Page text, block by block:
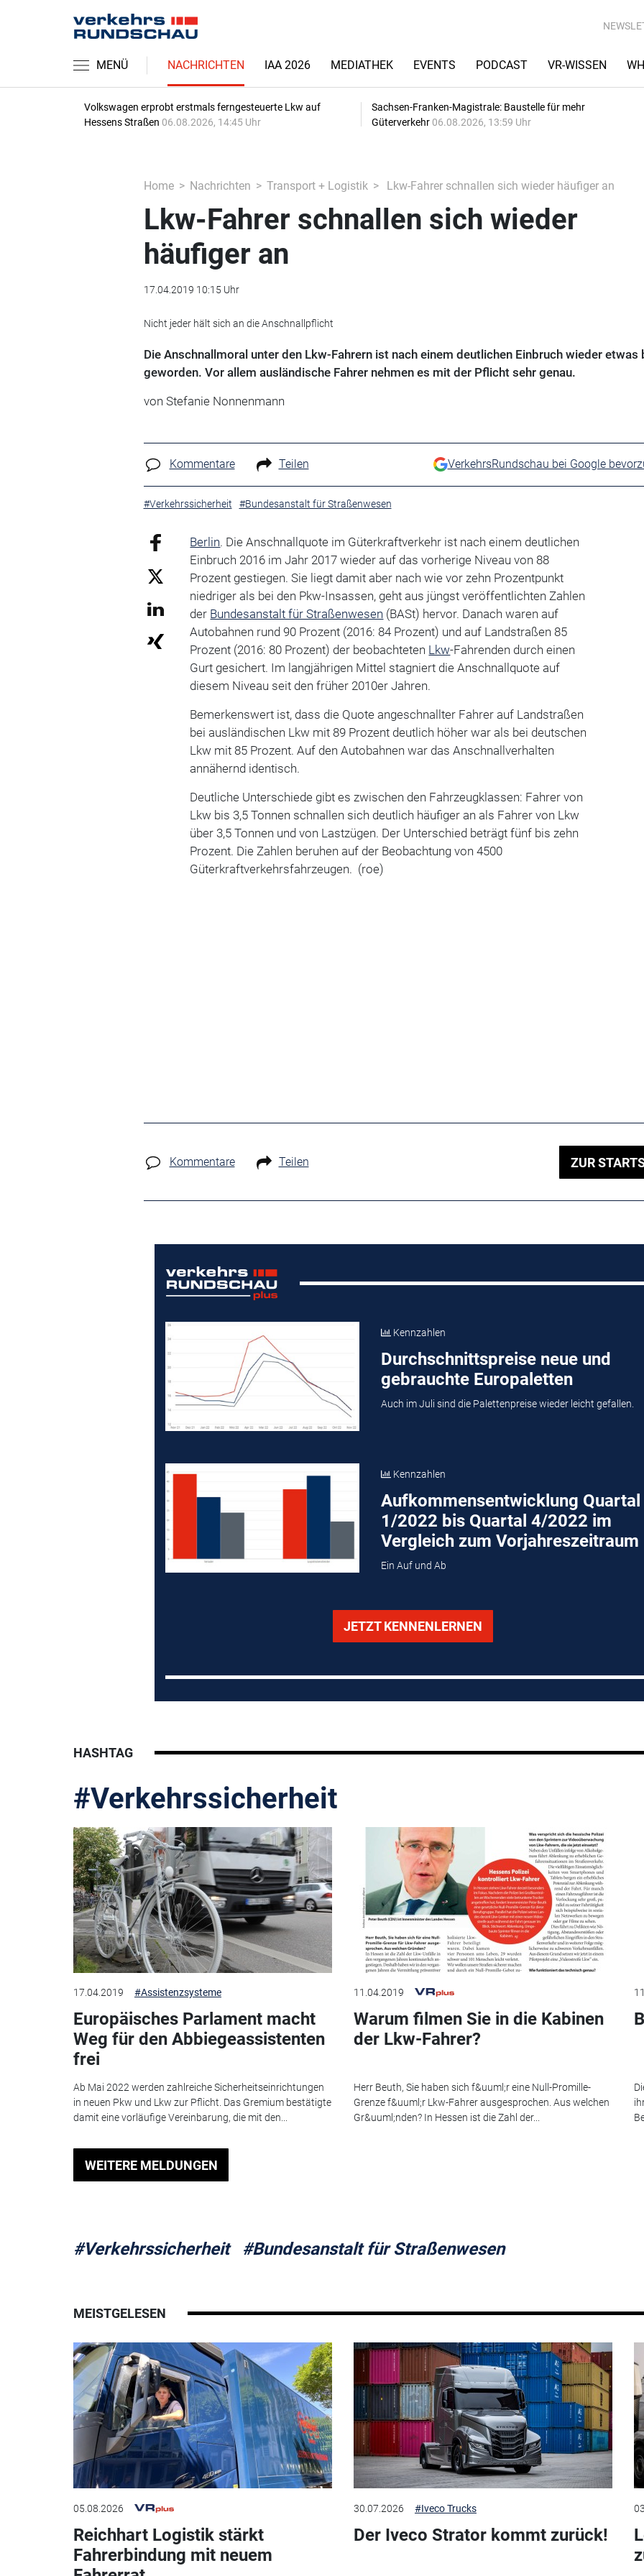
MENÜ NACHRICHTEN IAA 2026 MEDIATHEK EVENTS PODCAST VR-WISSEN
Volkswagen erprobt erstmals ferngesteuerte Lkw auf
Hessens Straßen 06.08.2026, 14:45 Uhr
Sachsen-Franken-Magistrale: Baustelle für mehr
Güterverkehr 06.08.2026, 13:59 Uhr
Home Nachrichten Transport + Logistik Lkw-Fahrer schnallen sich wieder häufiger an
Lkw-Fahrer schnallen sich wieder
häufiger an
17.04.2019 10:15 Uhr
Nicht jeder hält sich an die Anschnallpflicht
Die Anschnallmoral unter den Lkw-Fahrern ist nach einem deutlichen Einbruch wieder etwas
geworden. Vor allem ausländische Fahrer nehmen es mit der Pflicht sehr genau.
von Stefanie Nonnenmann
Kommentare Teilen VerkehrsRundschau bei Google
#Verkehrssicherheit #Bundesanstalt für Straßenwesen
Berlin. Die Anschnallquote im Güterkraftverkehr ist nach einem deutlichen
Einbruch 2016 im Jahr 2017 wieder auf das vorherige Niveau von 88
Prozent gestiegen. Sie liegt damit aber nach wie vor zehn Prozentpunkt
niedriger als bei den Pkw-Insassen, geht aus jüngst veröffentlichten Zahlen
der Bundesanstalt für Straßenwesen (BASt) hervor. Danach waren auf
Autobahnen rund 90 Prozent (2016: 84 Prozent) und auf Landstraßen 85
Prozent (2016: 80 Prozent) der beobachteten Lkw-Fahrenden durch einen
Gurt gesichert. Im langjährigen Mittel stagniert die Anschnallquote auf
diesem Niveau seit den früher 2010er Jahren.
Bemerkenswert ist, dass die Quote angeschnallter Fahrer auf Landstraßen
bei ausländischen Lkw mit 89 Prozent deutlich höher war als bei deutschen
Lkw mit 85 Prozent. Auf den Autobahnen war das Anschnallverhalten
annähernd identisch.
Deutliche Unterschiede gibt es zwischen den Fahrzeugklassen: Fahrer von
Lkw bis 3,5 Tonnen schnallen sich deutlich häufiger an als Fahrer von Lkw
über 3,5 Tonnen und von Lastzügen. Der Unterschied beträgt fünf bis zehn
Prozent. Die Zahlen beruhen auf der Beobachtung von 4500
Güterkraftverkehrsfahrzeugen. (roe)
Kommentare Teilen ZUR
Kennzahlen
Durchschnittspreise neue und
gebrauchte Europaletten
Auch im Juli sind die Palettenpreise wieder leicht gefallen.
Kennzahlen
Aufkommensentwicklung Quartal
1/2022 bis Quartal 4/2022 im
Vergleich zum Vorjahreszeitraum
Ein Auf und Ab
JETZT KENNENLERNEN
HASHTAG
#Verkehrssicherheit
17.04.2019 #Assistenzsysteme
Europäisches Parlament macht
Weg für den Abbiegeassistenten
frei
Ab Mai 2022 werden zahlreiche Sicherheitseinrichtungen
in neuen Pkw und Lkw zur Pflicht. Das Gremium bestätigte
damit eine vorläufige Vereinbarung, die mit den...
11.04.2019
Warum filmen Sie in die Kabinen
der Lkw-Fahrer?
Herr Beuth, Sie haben sich f&uuml;r eine Null-Promille-
Grenze f&uuml;r Lkw-Fahrer ausgesprochen. Aus welchen
Gr&uuml;nden? In Hessen ist die Zahl der...
WEITERE MELDUNGEN
#Verkehrssicherheit #Bundesanstalt für Straßenwesen
MEISTGELESEN
05.08.2026
Reichhart Logistik stärkt
Fahrerbindung mit neuem
30.07.2026 #Iveco Trucks
Der Iveco Strator kommt zurück!